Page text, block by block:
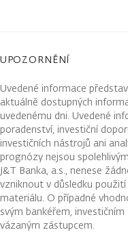
UPOZORNĚNÍ
Uvedené informace
aktuálně dostupných
uvedenému dni. Uvedené
poradenství, investiční
investičních nástrojů ani
prognózy nejsou
J&T Banka, a.s., nenese
vzniknout v důsledku
materiálu. O případné
svým bankéřem,
vázaným zástupcem.